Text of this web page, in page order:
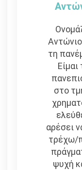
τη
στο
αρέσει
τρέχω/
ψυχή